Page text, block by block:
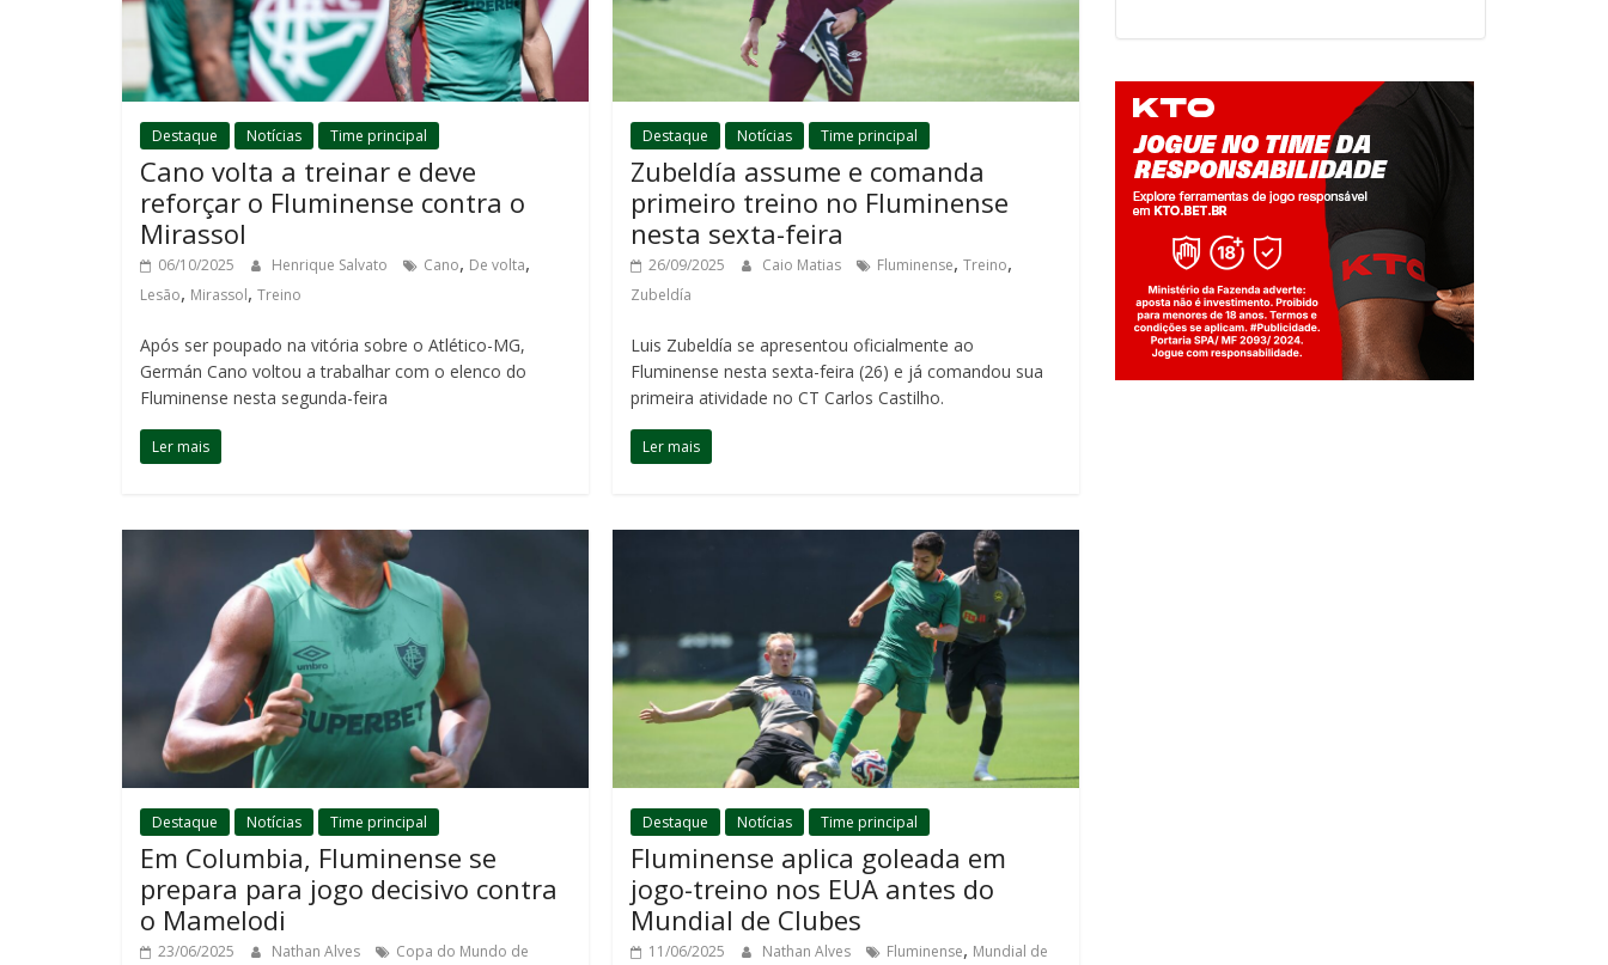
Destaque Notícias Time principal
Cano volta a treinar e deve
reforçar o Fluminense contra o
Mirassol
06/10/2025 Henrique Salvato Cano, De volta,
Lesão, Mirassol, Treino
Após ser poupado na vitória sobre o Atlético-MG,
Germán Cano voltou a trabalhar com o elenco do
Fluminense nesta segunda-feira
Ler mais
Destaque Notícias Time principal
Zubeldía assume e comanda
primeiro treino no Fluminense
nesta sexta-feira
26/09/2025 Caio Matias Fluminense,Treino,
Zubeldía
Luis Zubeldía se apresentou oficialmente ao
Fluminense nesta sexta-feira (26) e já comandou sua
primeira atividade no CT Carlos Castilho.
Ler mais
Destaque Notícias Time principal
Em Columbia, Fluminense se
prepara para jogo decisivo contra
o Mamelodi
23/06/2025 Nathan Alves
Copa do Mundo de
Destaque Notícias Time principal
Fluminense aplica goleada em
jogo-treino nos EUA antes do
Mundial de Clubes
11/06/2025 Nathan Alves Fluminense, Mundial de
Jogue com responsabilidade. 18+